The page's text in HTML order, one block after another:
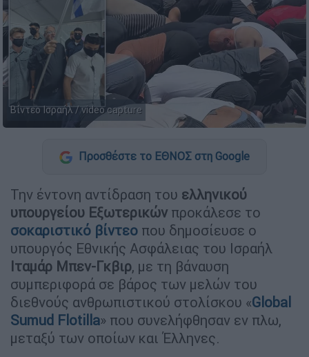
Βίντεο Ισραήλ / video capture
Προσθέστε το ΕΘΝΟΣ στη Google
Την έντονη αντίδραση του ελληνικού
υπουργείου Εξωτερικών προκάλεσε το
σοκαριστικό βίντεο που δημοσίευσε ο
υπουργός Εθνικής Ασφάλειας του Ισραήλ
Ιταμάρ Μπεν-Γκβιρ, με τη βάναυση
συμπεριφορά σε βάρος των μελών του
διεθνούς ανθρωπιστικού στολίσκου «Global
Sumud Flotilla» που συνελήφθησαν εν πλω,
μεταξύ των οποίων και Έλληνες.